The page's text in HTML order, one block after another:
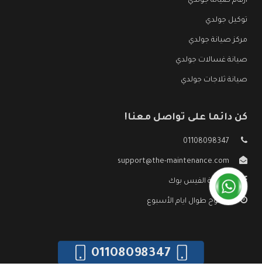
توكيل جولدي
مركز صيانة جولدي
صيانة غسالات جولدي
صيانة ثلاجات جولدي
كن دائما على تواصل معنا!
01108098347
support@the-maintenance.com
صفحة الفيس بوك
مفتوح طوال ايام الأسبوع
01108098347